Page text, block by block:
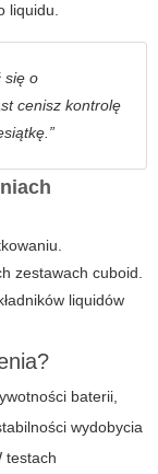
liquidu.
się o
cenisz kontrolę
zestawach cuboid.
liquidów
baterii,
wydobycia
testach